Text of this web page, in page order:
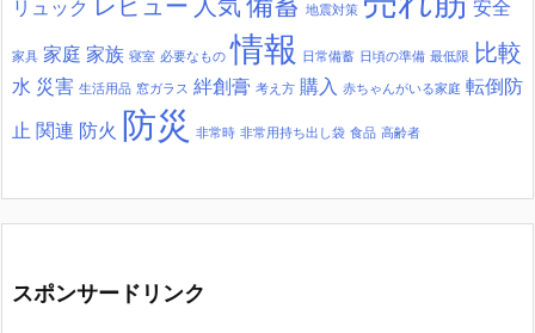
リュック レビュー 人気 地震対策 安全
家具 家庭 家族 寝室 必要なもの 情報 日常備蓄 日頃の準備 最低限 比較
水 災害 生活用品 窓ガラス 絆創膏 考え方 購入 赤ちゃんがいる家庭 転倒防
止 関連 防火 防災 非常時 非常用持ち出し袋 食品 高齢者
スポンサードリンク